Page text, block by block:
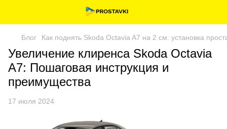
Блог Как поднять Skoda Octavia A7 на 2 см: установка
Увеличение клиренса Skoda Octavia
A7: Пошаговая инструкция и
преимущества
17 июля 2024